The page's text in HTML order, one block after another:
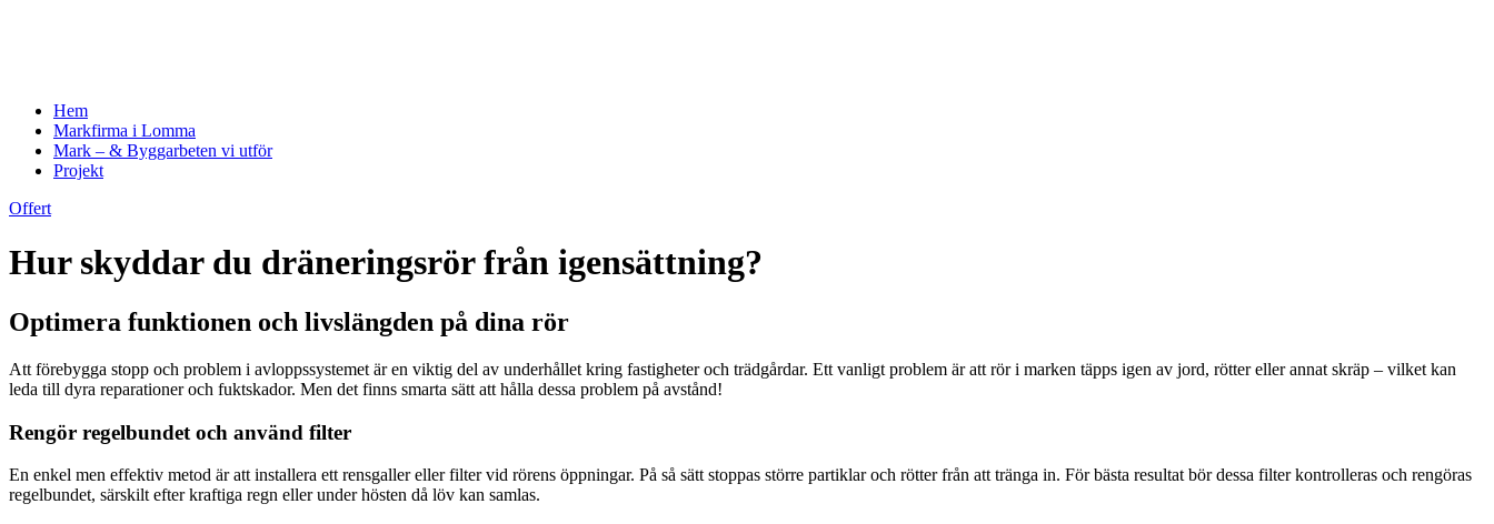
Hem
Markfirma i Lomma
Mark – & Byggarbeten vi utför
Projekt
Offert
Hur skyddar du dräneringsrör från igensättning?
Optimera funktionen och livslängden på dina rör
Att förebygga stopp och problem i avloppssystemet är en viktig del av underhållet kring fastigheter och trädgårdar. Ett vanligt problem är att rör i marken täpps igen av jord, rötter eller annat skräp – vilket kan
leda till dyra reparationer och fuktskador. Men det finns smarta sätt att hålla dessa problem på avstånd!
Rengör regelbundet och använd filter
En enkel men effektiv metod är att installera ett rensgaller eller filter vid rörens öppningar. På så sätt stoppas större partiklar och rötter från att tränga in. För bästa resultat bör dessa filter kontrolleras och rengöras
regelbundet, särskilt efter kraftiga regn eller under hösten då löv kan samlas.